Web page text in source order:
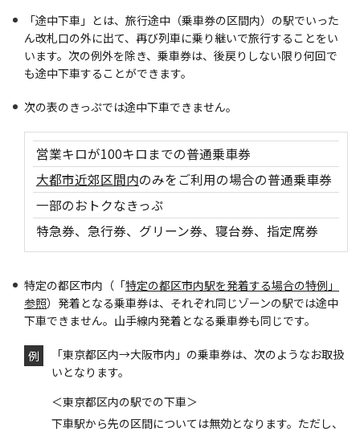
「途中下車」とは、旅行途中（乗車券の区間内）の駅でいった
ん改札口の外に出て、再び列車に乗り継いで旅行することをい
います。次の例外を除き、乗車券は、後戻りしない限り何回で
も途中下車することができます。
次の表のきっぷでは途中下車できません。
営業キロが100キロまでの普通乗車券
大都市近郊区間内のみをご利用の場合の普通乗車券
一部のおトクなきっぷ
特急券、急行券、グリーン券、寝台券、指定席券
特定の都区市内（「特定の都区市内駅を発着する場合の特例」
参照）発着となる乗車券は、それぞれ同じゾーンの駅では途中
下車できません。山手線内発着となる乗車券も同じです。
例
「東京都区内→大阪市内」の乗車券は、次のようなお取扱
いとなります。
＜東京都区内の駅での下車＞
下車駅から先の区間については無効となります。ただし、